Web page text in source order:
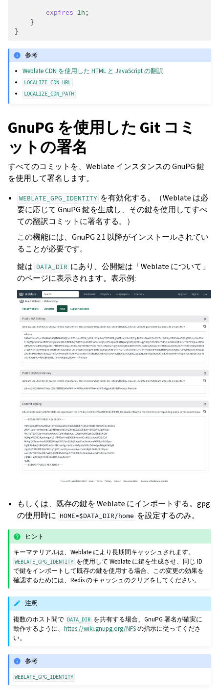
expires 1h ;
}
}
参考
Weblate CDN を使用した HTML と JavaScript の翻訳
LOCALIZE_CDN_URL
LOCALIZE_CDN_PATH
GnuPG を使用した Git コミ
ットの署名
すべてのコミットを、Weblate インスタンスの GnuPG 鍵
を使用して署名します。
WEBLATE_GPG_IDENTITY を有効化する。（Weblate は必
要に応じて GnuPG 鍵を生成し、その鍵を使用してすべ
ての翻訳コミットに署名する。）
この機能には、GnuPG 2.1 以降がインストールされてい
ることが必要です。
鍵は DATA_DIR にあり、公開鍵は「Weblate について」
のページに表示されます。表示例:
もしくは、既存の鍵を Weblate にインポートする。gpg
の使用時に HOME=$DATA_DIR/home を設定するのみ。
ヒント
キーマテリアルは、Weblate により長期間キャッシュされます。
WEBLATE_GPG_IDENTITY を使用して Weblate に鍵を生成させ、同じ ID
で鍵をインポートして既存の鍵を使用する場合、この変更の効果を
確認するためには、Redis のキャッシュのクリアをしてください。
注釈
複数のホスト間で DATA_DIR を共有する場合、GnuPG 署名が確実に
動作するように、https://wiki.gnupg.org/NFSの指示に従ってくださ
い。
参考
WEBLATE_GPG_IDENTITY